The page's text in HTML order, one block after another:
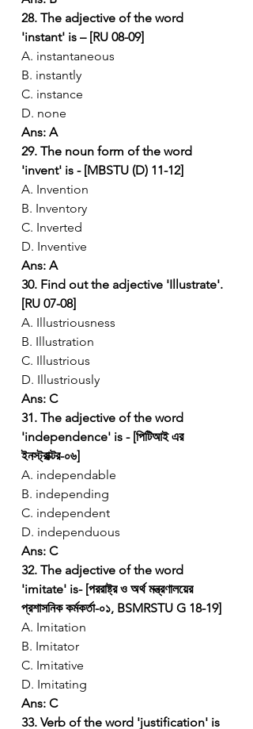
28. The adjective of the word
'instant' is – [RU 08-09]
A. instantaneous
B. instantly
C. instance
D. none
Ans: A
29. The noun form of the word
'invent' is - [MBSTU (D) 11-12]
A. Invention
B. Inventory
C. Inverted
D. Inventive
Ans: A
30. Find out the adjective 'Illustrate'.
[RU 07-08]
A. Illustriousness
B. Illustration
C. Illustrious
D. Illustriously
Ans: C
31. The adjective of the word
'independence' is - [পিটিআই এর
ইনস্ট্রাক্টর-০৬]
A. independable
B. independing
C. independent
D. independuous
Ans: C
32. The adjective of the word
'imitate' is- [পররাষ্ট্র ও অর্থ মন্ত্রণালয়ের
প্রশাসনিক কর্মকর্তা-০১, BSMRSTU G 18-19]
A. Imitation
B. Imitator
C. Imitative
D. Imitating
Ans: C
33. Verb of the word 'justification' is